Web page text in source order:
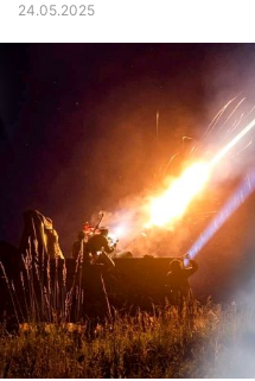
24.05.2025